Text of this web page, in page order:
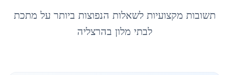
תשובות מקצועיות לשאלות הנפוצות ביותר על מתכת
לבתי מלון בהרצליה